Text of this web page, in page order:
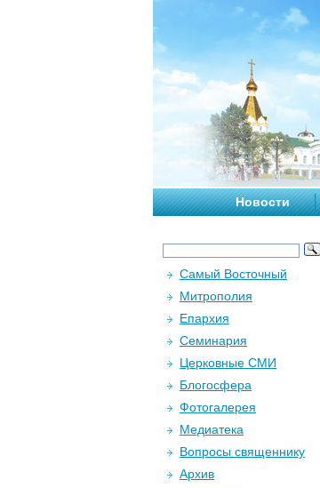
Новости
Самый Восточный
Митрополия
Епархия
Семинария
Церковные СМИ
Блогосфера
Фотогалерея
Медиатека
Вопросы священнику
Архив